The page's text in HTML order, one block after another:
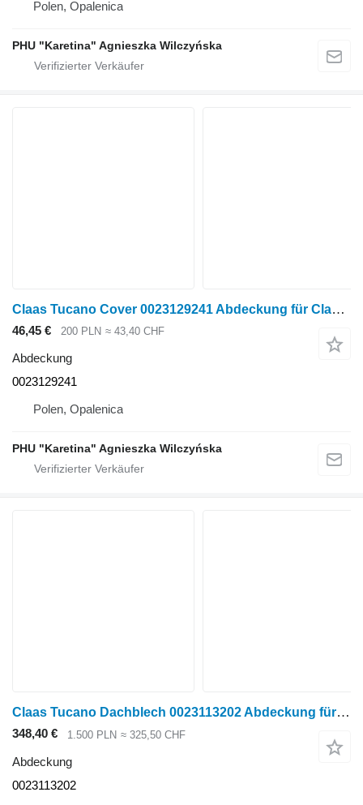
Polen, Opalenica
PHU "Karetina" Agnieszka Wilczyńska
Claas Tucano Cover 0023129241 Abdeckung für Claas Tucano Getreideernter
46,45 € 200 PLN ≈ 43,40 CHF
Abdeckung
0023129241
Polen, Opalenica
PHU "Karetina" Agnieszka Wilczyńska
Claas Tucano Dachblech 0023113202 Abdeckung für Claas Tucano Getreideernter
348,40 € 1.500 PLN ≈ 325,50 CHF
Abdeckung
0023113202